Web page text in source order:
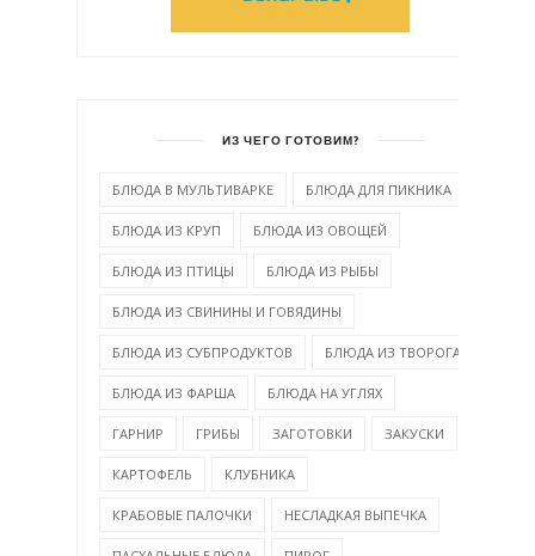
ИЗ ЧЕГО ГОТОВИМ?
БЛЮДА В МУЛЬТИВАРКЕ БЛЮДА ДЛЯ ПИКНИКА
БЛЮДА ИЗ КРУП БЛЮДА ИЗ ОВОЩЕЙ
БЛЮДА ИЗ ПТИЦЫ БЛЮДА ИЗ РЫБЫ
БЛЮДА ИЗ СВИНИНЫ И ГОВЯДИНЫ
БЛЮДА ИЗ СУБПРОДУКТОВ БЛЮДА ИЗ ТВОРОГА
БЛЮДА ИЗ ФАРША БЛЮДА НА УГЛЯХ
ГАРНИР ГРИБЫ ЗАГОТОВКИ ЗАКУСКИ
КАРТОФЕЛЬ КЛУБНИКА
КРАБОВЫЕ ПАЛОЧКИ НЕСЛАДКАЯ ВЫПЕЧКА